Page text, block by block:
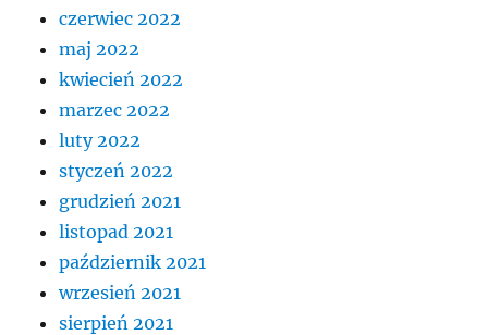
czerwiec 2022
maj 2022
kwiecień 2022
marzec 2022
luty 2022
styczeń 2022
grudzień 2021
listopad 2021
październik 2021
wrzesień 2021
sierpień 2021